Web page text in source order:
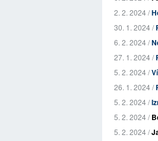
2. 2. 2024 /
30. 1. 2024 /
6. 2. 2024 /
27. 1. 2024 /
5. 2. 2024 /
26. 1. 2024 /
5. 2. 2024 /
5. 2. 2024 /
5. 2. 2024 /